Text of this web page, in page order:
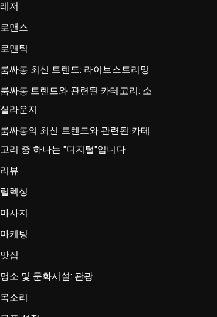
레저
로맨스
로맨틱
룸싸롱 최신 트렌드: 라이브스트리밍
룸싸롱 트렌드와 관련된 카테고리: 소
셜라운지
룸싸롱의 최신 트렌드와 관련된 카테
고리 중 하나는 "디지털"입니다
리뷰
릴렉싱
마사지
마케팅
맛집
명소 및 문화시설: 관광
목소리